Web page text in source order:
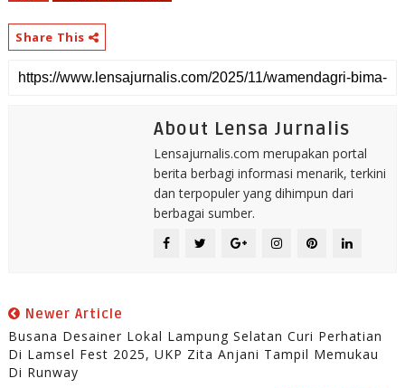
Share This
About Lensa Jurnalis
Lensajurnalis.com merupakan portal
berita berbagi informasi menarik, terkini
dan terpopuler yang dihimpun dari
berbagai sumber.
Newer Article
Busana Desainer Lokal Lampung Selatan Curi Perhatian
Di Lamsel Fest 2025, UKP Zita Anjani Tampil Memukau
Di Runway